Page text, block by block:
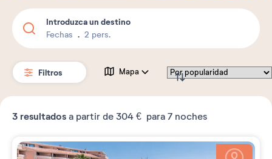
Introduzca un destino
Fechas 2 pers.
Filtros Mapa
3 resultados a partir de 304 € para 7 noches